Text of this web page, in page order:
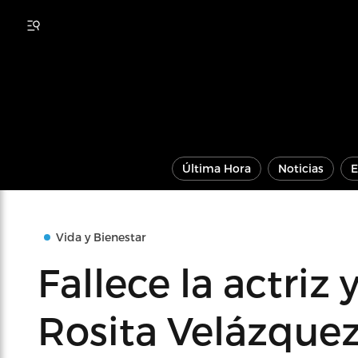
Última Hora Noticias
Vida y Bienestar
Fallece la actriz
Rosita